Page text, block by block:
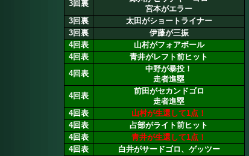
3回裏
宮本がエラー
3回裏
太田がショートライナー
3回裏
伊藤が三振
4回表
山村がフォアボール
4回表
青井がレフト前ヒット
4回表
中野が暴投！
走者進塁
4回表
前田がセカンドゴロ
走者進塁
4回表
山村が生還して1点！
4回表
占部がライト前ヒット
4回表
青井が生還して1点！
4回表
白井がサードゴロ、ゲッツー